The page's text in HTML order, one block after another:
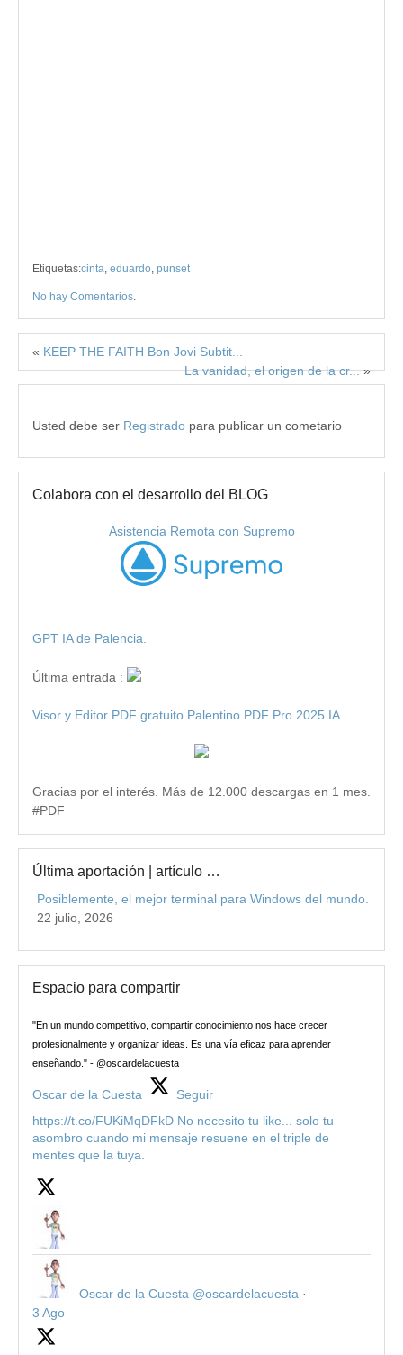
Etiquetas:cinta, eduardo, punset
No hay Comentarios.
« KEEP THE FAITH Bon Jovi Subtit...
La vanidad, el origen de la cr...»
Usted debe ser Registrado para publicar un cometario
Colabora con el desarrollo del BLOG
Asistencia Remota con Supremo
GPT IA de Palencia.
Última entrada :
Visor y Editor PDF gratuito Palentino PDF Pro 2025 IA
Gracias por el interés. Más de 12.000 descargas en 1 mes.
#PDF
Última aportación | artículo …
Posiblemente, el mejor terminal para Windows del mundo.
22 julio, 2026
Espacio para compartir
"En un mundo competitivo, compartir conocimiento nos hace crecer
profesionalmente y organizar ideas. Es una vía eficaz para aprender
enseñando." - @oscardelacuesta
Oscar de la Cuesta
Seguir
https://t.co/FUKiMqDFkD No necesito tu like... solo tu
asombro cuando mi mensaje resuene en el triple de
mentes que la tuya.
Oscar de la Cuesta @oscardelacuesta ·
3 Ago